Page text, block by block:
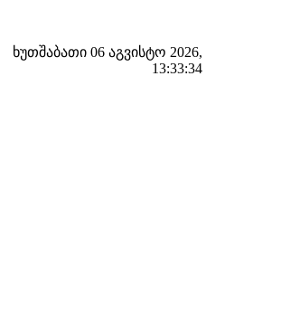
ხუთშაბათი 06 აგვისტო 2026,
13:33:35